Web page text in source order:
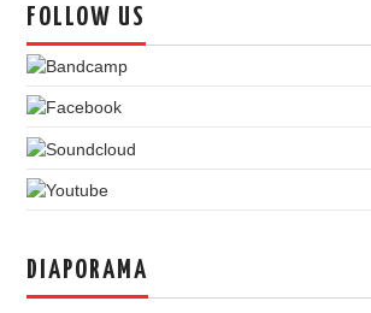
FOLLOW US
DIAPORAMA